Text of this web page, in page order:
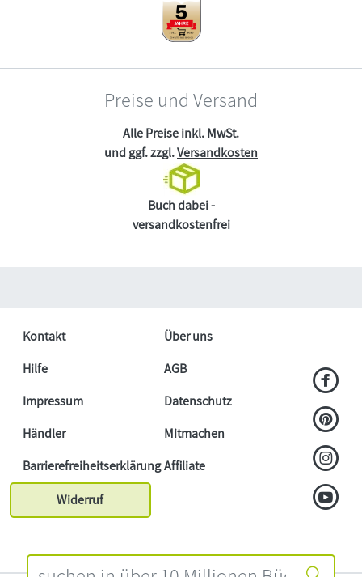
Preise und Versand
Alle Preise inkl. MwSt.
und ggf. zzgl.Versandkosten
Buch dabei -
versandkostenfrei
Kontakt
Über uns
Hilfe
AGB
Impressum
Datenschutz
Händler
Mitmachen
BarrierefreiheitserklärungAffiliate
Widerruf